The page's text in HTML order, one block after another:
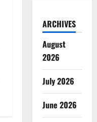
ARCHIVES
August
2026
July 2026
June 2026